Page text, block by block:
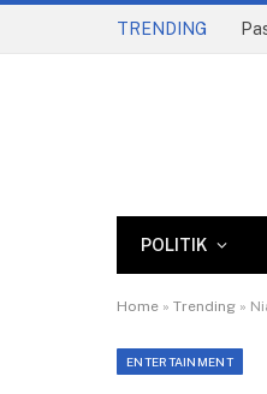
TRENDING
POLITIK
Home » Trending »
ENTERTAINMENT